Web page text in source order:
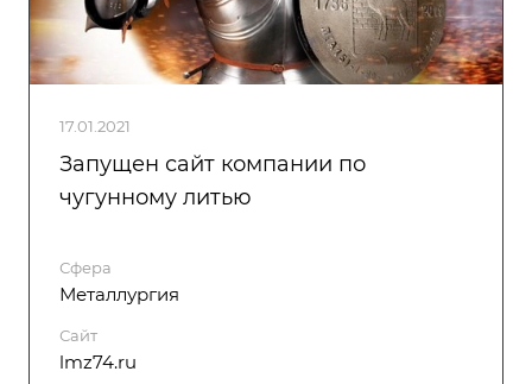
17.01.2021
Запущен сайт компании по
чугунному литью
Сфера
Металлургия
Сайт
lmz74.ru